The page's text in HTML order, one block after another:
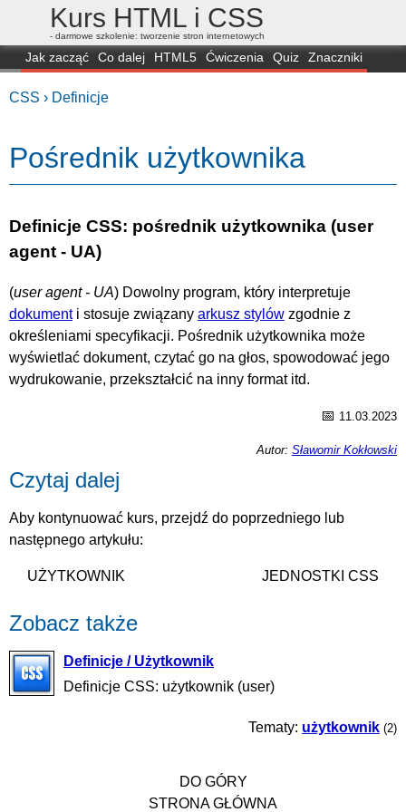
Kurs HTML i CSS
- darmowe szkolenie: tworzenie stron internetowych
Jak zacząć Co dalej HTML5 Ćwiczenia Quiz
Znaczniki
CSS › Definicje
Pośrednik użytkownika
Definicje CSS: pośrednik użytkownika (user
agent - UA)
(user agent - UA) Dowolny program, który interpretuje
dokumenti stosuje związany arkusz stylów zgodnie z
określeniami specyfikacji. Pośrednik użytkownika może
wyświetlać dokument, czytać go na głos, spowodować jego
wydrukowanie, przekształcić na inny format itd.
📅 11.03.2023
Autor: Sławomir Kokłowski
Czytaj dalej
Aby kontynuować kurs, przejdź do poprzedniego lub
następnego artykułu:
UŻYTKOWNIK JEDNOSTKI CSS
Zobacz także
Definicje / Użytkownik
Definicje CSS: użytkownik (user)
Tematy: użytkownik (2)
DO GÓRY
STRONA GŁÓWNA